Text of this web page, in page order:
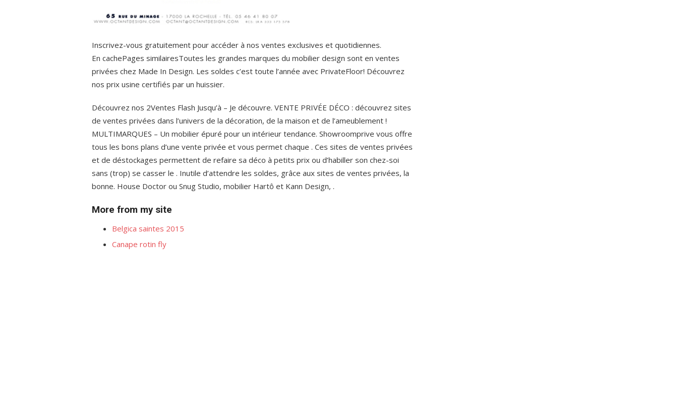
Inscrivez-vous gratuitement pour accéder à nos ventes exclusives et quotidiennes.
En cachePages similairesToutes les grandes marques du mobilier design sont en ventes
privées chez Made In Design. Les soldes c’est toute l’année avec PrivateFloor! Découvrez
nos prix usine certifiés par un huissier.
Découvrez nos 2Ventes Flash Jusqu’à – Je découvre. VENTE PRIVÉE DÉCO : découvrez sites
de ventes privées dans l’univers de la décoration, de la maison et de l’ameublement !
MULTIMARQUES – Un mobilier épuré pour un intérieur tendance. Showroomprive vous offre
tous les bons plans d’une vente privée et vous permet chaque . Ces sites de ventes privées
et de déstockages permettent de refaire sa déco à petits prix ou d’habiller son chez-soi
sans (trop) se casser le . Inutile d’attendre les soldes, grâce aux sites de ventes privées, la
bonne. House Doctor ou Snug Studio, mobilier Hartô et Kann Design, .
More from my site
Belgica saintes 2015
Canape rotin fly